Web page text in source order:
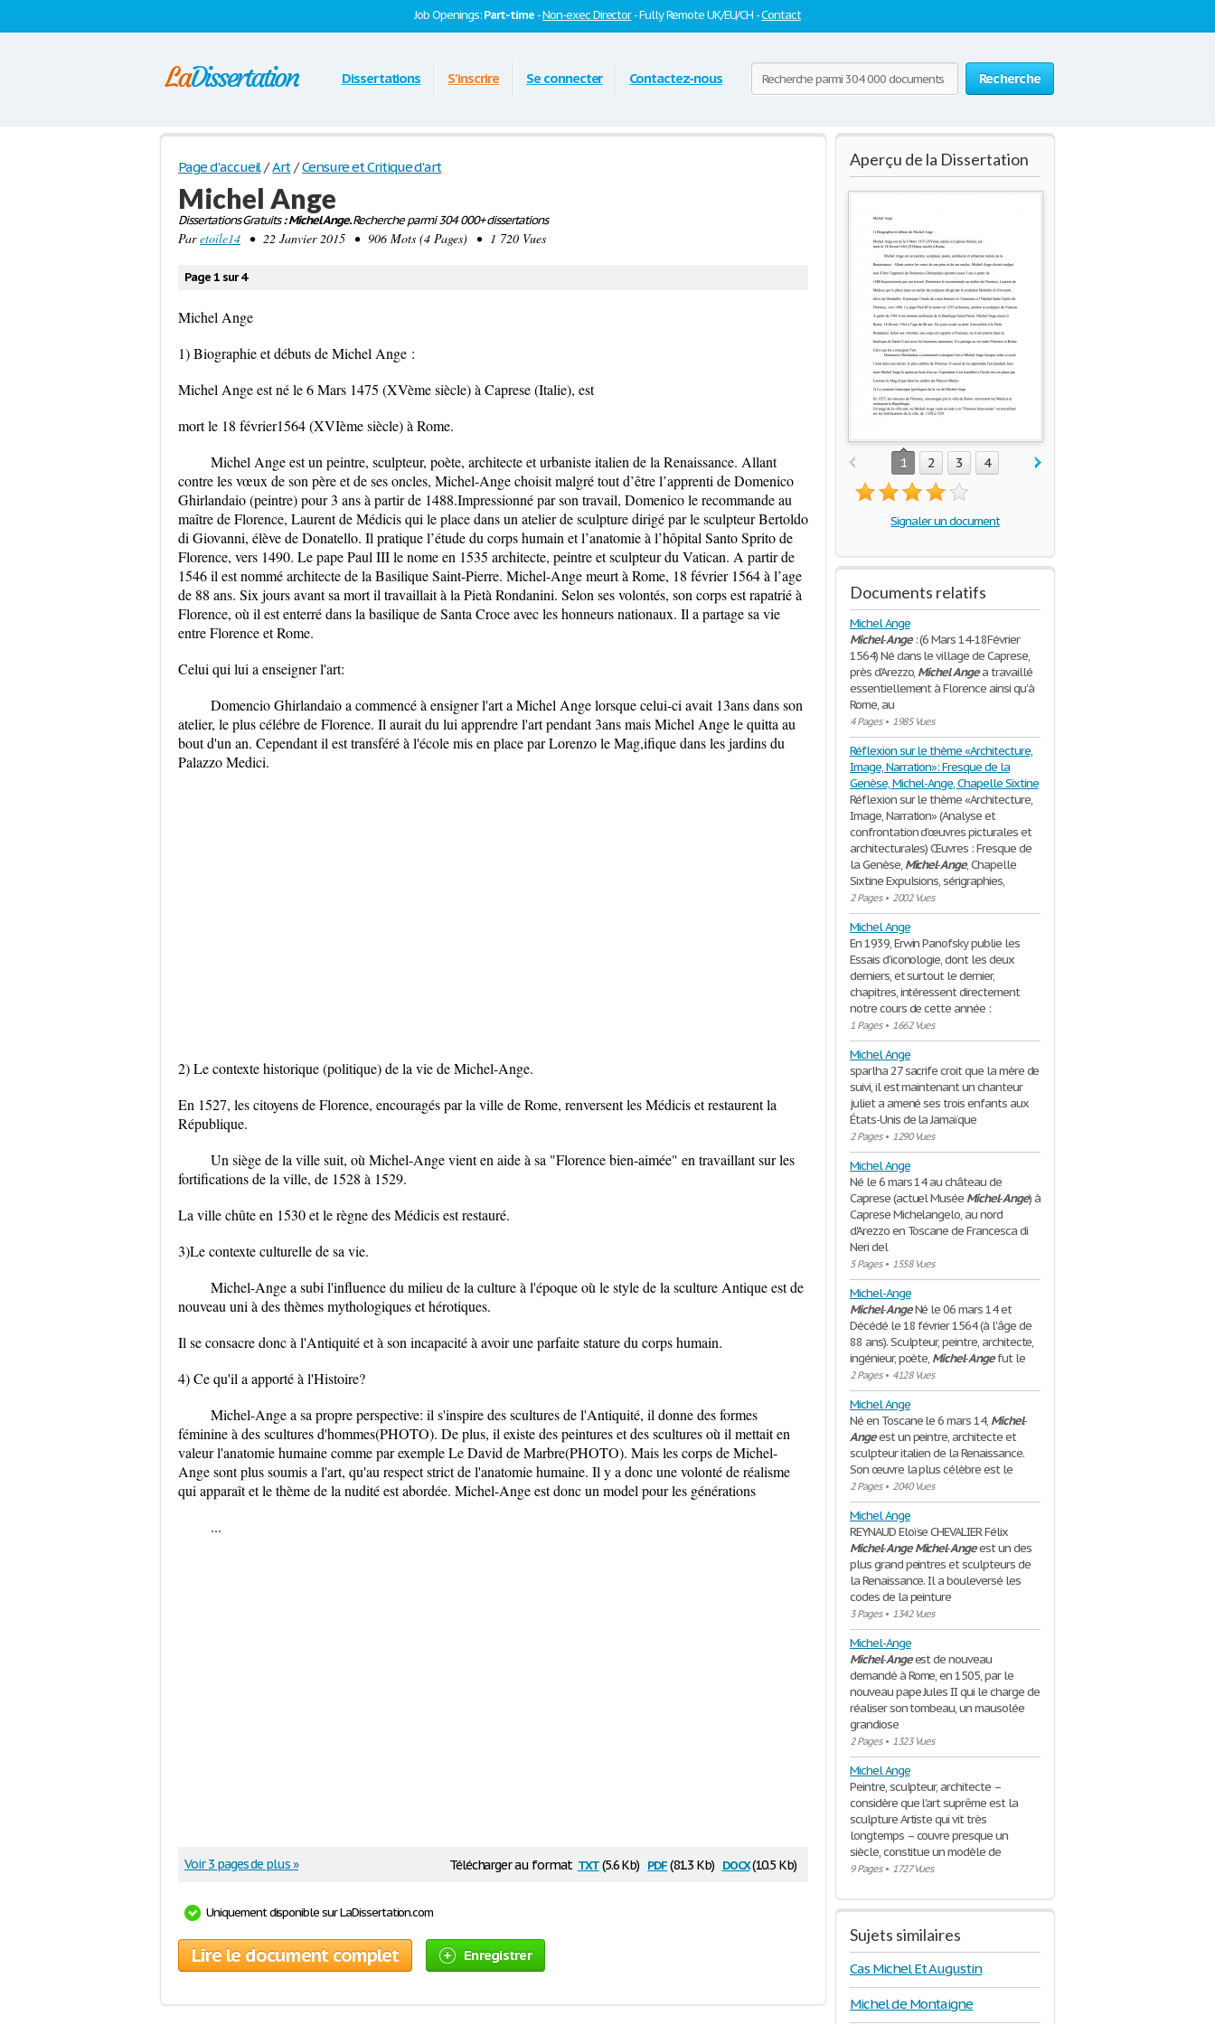
Job Openings:Part-time -Non-exec Director- Fully Remote UK/EU/CH -Contact
Recherche
Dissertations S'inscrire Se connecter Contactez-nous
Page d'accueil / Art / Censure et Critique d'art
Michel Ange
Dissertations Gratuits: Michel Ange.Recherche parmi 304 000+ dissertations
Paretoile14 • 22 Janvier 2015 • 906 Mots (4 Pages) • 1 720 Vues
Page 1 sur 4
Michel Ange
1) Biographie et débuts de Michel Ange :
Michel Ange est né le 6 Mars 1475 (XVème siècle) à Caprese (Italie), est
mort le 18 février1564 (XVIème siècle) à Rome.
Michel Ange est un peintre, sculpteur, poète, architecte et urbaniste italien de la Renaissance. Allant
contre les vœux de son père et de ses oncles, Michel-Ange choisit malgré tout d’être l’apprenti de Domenico
Ghirlandaio (peintre) pour 3 ans à partir de 1488.Impressionné par son travail, Domenico le recommande au
maître de Florence, Laurent de Médicis qui le place dans un atelier de sculpture dirigé par le sculpteur Bertoldo
di Giovanni, élève de Donatello. Il pratique l’étude du corps humain et l’anatomie à l’hôpital Santo Sprito de
Florence, vers 1490. Le pape Paul III le nome en 1535 architecte, peintre et sculpteur du Vatican. A partir de
1546 il est nommé architecte de la Basilique Saint-Pierre. Michel-Ange meurt à Rome, 18 février 1564 à l’age
de 88 ans. Six jours avant sa mort il travaillait à la Pietà Rondanini. Selon ses volontés, son corps est rapatrié à
Florence, où il est enterré dans la basilique de Santa Croce avec les honneurs nationaux. Il a partage sa vie
entre Florence et Rome.
Celui qui lui a enseigner l'art:
Domencio Ghirlandaio a commencé à ensigner l'art a Michel Ange lorsque celui-ci avait 13ans dans son
atelier, le plus célébre de Florence. Il aurait du lui apprendre l'art pendant 3ans mais Michel Ange le quitta au
bout d'un an. Cependant il est transféré à l'école mis en place par Lorenzo le Mag,ifique dans les jardins du
Palazzo Medici.
2) Le contexte historique (politique) de la vie de Michel-Ange.
En 1527, les citoyens de Florence, encouragés par la ville de Rome, renversent les Médicis et restaurent la
République.
Un siège de la ville suit, où Michel-Ange vient en aide à sa "Florence bien-aimée" en travaillant sur les
fortifications de la ville, de 1528 à 1529.
La ville chûte en 1530 et le règne des Médicis est restauré.
3)Le contexte culturelle de sa vie.
Michel-Ange a subi l'influence du milieu de la culture à l'époque où le style de la sculture Antique est de
nouveau uni à des thèmes mythologiques et hérotiques.
Il se consacre donc à l'Antiquité et à son incapacité à avoir une parfaite stature du corps humain.
4) Ce qu'il a apporté à l'Histoire?
Michel-Ange a sa propre perspective: il s'inspire des scultures de l'Antiquité, il donne des formes
féminine à des scultures d'hommes(PHOTO). De plus, il existe des peintures et des scultures où il mettait en
valeur l'anatomie humaine comme par exemple Le David de Marbre(PHOTO). Mais les corps de Michel-
Ange sont plus soumis a l'art, qu'au respect strict de l'anatomie humaine. Il y a donc une volonté de réalisme
qui apparaît et le thème de la nudité est abordée. Michel-Ange est donc un model pour les générations
...
Télécharger au format txt(5.6 Kb) pdf(81.3 Kb) docx(10.5 Kb)
Voir 3 pages de plus »
Uniquement disponible sur LaDissertation.com
Lire le document complet Enregistrer
Aperçu de la Dissertation
1 2 3 4
Signaler un document
Documents relatifs
Michel Ange
Michel-Ange: (6 Mars 14-18Février
1564) Né dans le village de Caprese,
près d'Arezzo, MichelAngea travaillé
essentiellement à Florence ainsi qu'à
Rome, au
4 Pages• 1985 Vues
Réflexion sur le thème «Architecture,
Image, Narration»: Fresque de la
Genèse, Michel-Ange, Chapelle Sixtine
Réflexion sur le thème «Architecture,
Image, Narration» (Analyse et
confrontation d’œuvres picturales et
architecturales) Œuvres : Fresque de
la Genèse, Michel-Ange, Chapelle
Sixtine Expulsions, sérigraphies,
2 Pages• 2002 Vues
Michel Ange
En 1939, Erwin Panofsky publie les
Essais d’iconologie, dont les deux
derniers, et surtout le dernier,
chapitres, intéressent directement
notre cours de cette année :
1 Pages• 1662 Vues
Michel Ange
sparlha 27 sacrife croit que la mère de
suivi, il est maintenant un chanteur
juliet a amené ses trois enfants aux
États-Unis de la Jamaïque
2 Pages• 1290 Vues
Michel Ange
Né le 6 mars 14 au château de
Caprese (actuel Musée Michel-Ange) à
Caprese Michelangelo, au nord
d'Arezzo en Toscane de Francesca di
Neri del
5 Pages• 1558 Vues
Michel-Ange
Michel-AngeNé le 06 mars 14 et
Décédé le 18 février 1564 (à l'âge de
88 ans). Sculpteur, peintre, architecte,
ingénieur, poète, Michel-Angefut le
2 Pages• 4128 Vues
Michel Ange
Né en Toscane le 6 mars 14, Michel-
Angeest un peintre, architecte et
sculpteur italien de la Renaissance.
Son œuvre la plus célèbre est le
2 Pages• 2040 Vues
Michel Ange
REYNAUD Eloïse CHEVALIER Félix
Michel-Ange Michel-Angeest un des
plus grand peintres et sculpteurs de
la Renaissance. Il a bouleversé les
codes de la peinture
3 Pages• 1342 Vues
Michel-Ange
Michel-Angeest de nouveau
demandé à Rome, en 1505, par le
nouveau pape Jules II qui le charge de
réaliser son tombeau, un mausolée
grandiose
2 Pages• 1323 Vues
Michel Ange
Peintre, sculpteur, architecte –
considère que l'art suprême est la
sculpture Artiste qui vit très
longtemps – couvre presque un
siècle, constitue un modèle de
9 Pages• 1727 Vues
Sujets similaires
Cas Michel Et Augustin
Michel de Montaigne